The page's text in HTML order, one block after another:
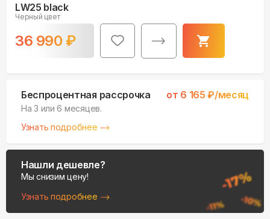
LW25 black
Черный цвет
36 990 ₽
Беспроцентная рассрочка от 6 165 ₽/месяц
На 3 или 6 месяцев.
Узнать подробнее
Нашли дешевле?
Мы снизим цену!
Узнать подробнее